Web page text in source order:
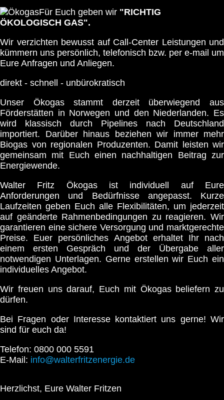
Für Euch geben wir "RICHTIG
ÖKOLOGISCH GAS".
Wir verzichten bewusst auf Call-Center Leistungen und
kümmern uns persönlich, telefonisch bzw. per e-mail um
Eure Anfragen und Anliegen.
direkt - schnell - unbürokratisch
Unser Ökogas stammt derzeit überwiegend aus
Förderstätten in Norwegen und den Niederlanden. Es
wird klassisch durch Pipelines nach Deutschland
importiert. Darüber hinaus beziehen wir immer mehr
Biogas von regionalen Produzenten. Damit leisten wir
gemeinsam mit Euch einen nachhaltigen Beitrag zur
Energiewende.
Walter Fritz Ökogas ist individuell auf Eure
Anforderungen und Bedürfnisse angepasst. Kurze
Laufzeiten geben Euch alle Flexibilitäten, um jederzeit
auf geänderte Rahmenbedingungen zu reagieren. Wir
garantieren eine sichere Versorgung und marktgerechte
Preise. Euer persönliches Angebot erhaltet Ihr nach
einem ersten Gespräch und der Übergabe aller
notwendigen Unterlagen. Gerne erstellen wir Euch ein
individuelles Angebot.
Wir freuen uns darauf, Euch mit Ökogas beliefern zu
dürfen.
Bei Fragen oder Interesse kontaktiert uns gerne! Wir
sind für euch da!
Telefon: 0800 000 5591
E-Mail: info@walterfritzenergie.de
Herzlichst, Eure Walter Fritzen